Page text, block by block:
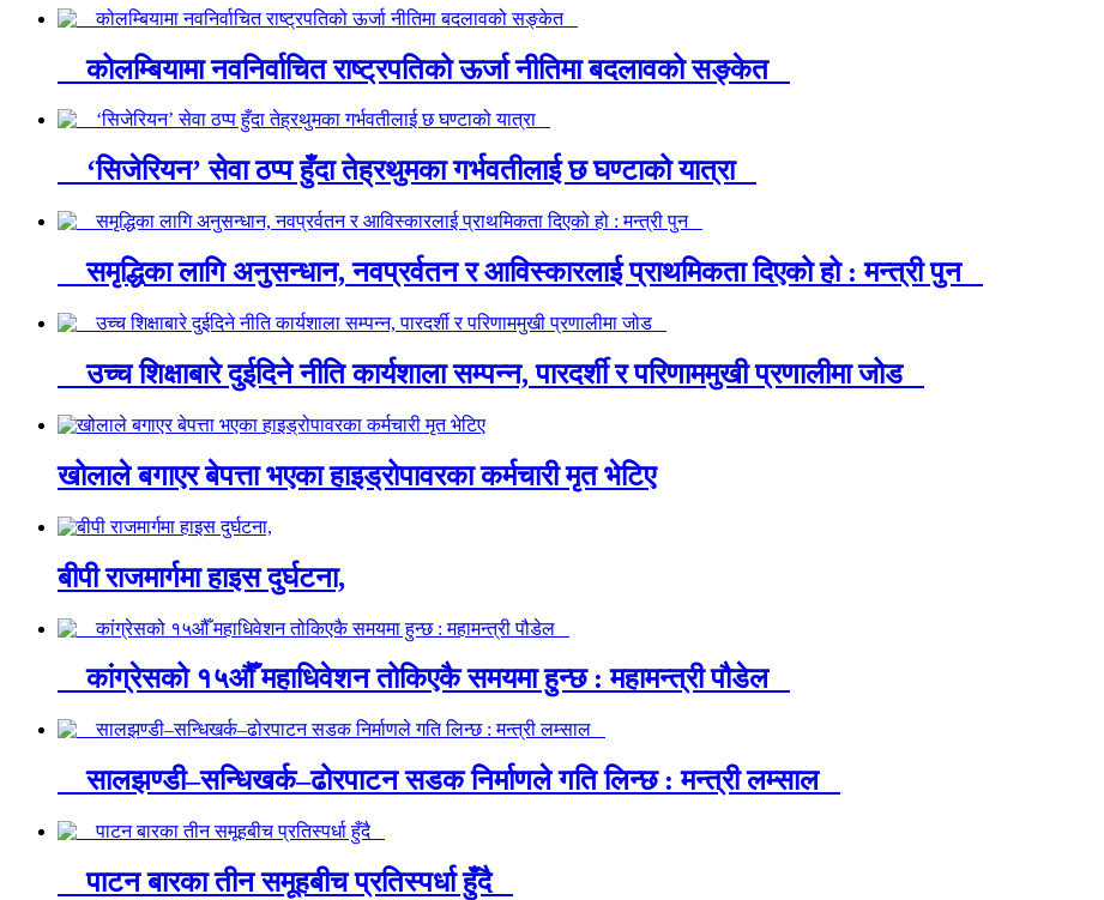
कोलम्बियामा नवनिर्वाचित राष्ट्रपतिको ऊर्जा नीतिमा बदलावको सङ्केत
‘सिजेरियन’ सेवा ठप्प हुँदा तेह्रथुमका गर्भवतीलाई छ घण्टाको यात्रा
समृद्धिका लागि अनुसन्धान, नवप्रर्वतन र आविस्कारलाई प्राथमिकता दिएको हो : मन्त्री पुन
उच्च शिक्षाबारे दुईदिने नीति कार्यशाला सम्पन्न, पारदर्शी र परिणाममुखी प्रणालीमा जोड
खोलाले बगाएर बेपत्ता भएका हाइड्रोपावरका कर्मचारी मृत भेटिए
बीपी राजमार्गमा हाइस दुर्घटना,
कांग्रेसको १५औँ महाधिवेशन तोकिएकै समयमा हुन्छ : महामन्त्री पौडेल
सालझण्डी–सन्धिखर्क–ढोरपाटन सडक निर्माणले गति लिन्छ : मन्त्री लम्साल
पाटन बारका तीन समूहबीच प्रतिस्पर्धा हुँदै